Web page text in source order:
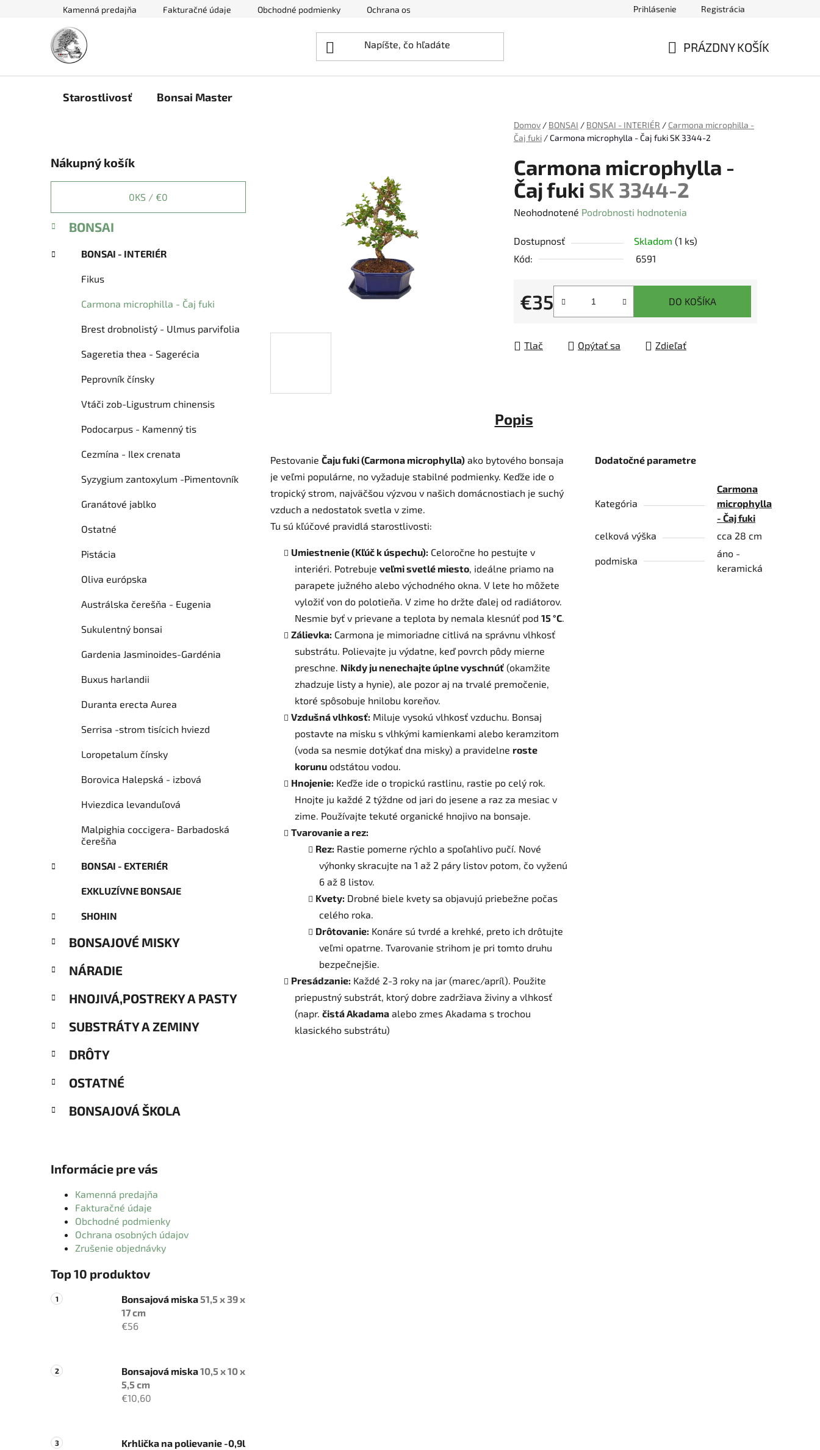
Kamenná predajňa Fakturačné údaje Obchodné podmienky Ochrana osobných údajov Prihlásenie Registrácia
PRÁZDNY KOŠÍK
Starostlivosť Bonsai Master
Domov / BONSAI / BONSAI - INTERIÉR / Carmona microphilla -
Čaj fuki /Carmona microphylla - Čaj fukiSK 3344-2
o
č
ý
p
n
Nákupný košík
0KS / €0
kategórie
a
e
BONSAI
BONSAI - INTERIÉR
Fikus
Carmona microphilla - Čaj fuki
Brest drobnolistý - Ulmus parvifolia
Sageretia thea - Sagerécia
Peprovník čínsky
Vtáči zob-Ligustrum chinensis
Podocarpus - Kamenný tis
Cezmína - Ilex crenata
Syzygium zantoxylum -Pimentovník
Granátové jablko
Ostatné
Pistácia
Oliva európska
Austrálska čerešňa - Eugenia
Sukulentný bonsai
Gardenia Jasminoides-Gardénia
Buxus harlandii
Duranta erecta Aurea
Serrisa -strom tisícich hviezd
Loropetalum čínsky
Borovica Halepská - izbová
Hviezdica levanduľová
Malpighia coccigera- Barbadoská
čerešňa
BONSAI - EXTERIÉR
EXKLUZÍVNE BONSAJE
SHOHIN
BONSAJOVÉ MISKY
NÁRADIE
HNOJIVÁ,POSTREKY A PASTY
SUBSTRÁTY A ZEMINY
DRÔTY
OSTATNÉ
BONSAJOVÁ ŠKOLA
Informácie pre vás
Kamenná predajňa
Fakturačné údaje
Obchodné podmienky
Ochrana osobných údajov
Zrušenie objednávky
Top 10 produktov
Bonsajová miska51,5 x 39 x
17 cm
€56
Bonsajová miska10,5 x 10 x
5,5 cm
€10,60
Krhlička na polievanie -0,9l
Carmona microphylla -
Čaj fuki SK 3344-2
Priemerné
produktu
je
Neohodnotené Podrobnosti hodnotenia
Dostupnosť Skladom (1 ks)
Kód:
6591
€35
Jednotková cena:
DO KOŠÍKA
Tlač Opýtať sa Zdieľať
Popis
Pestovanie Čaju fuki (Carmona microphylla) ako bytového bonsaja
je veľmi populárne, no vyžaduje stabilné podmienky. Keďže ide o
tropický strom, najväčšou výzvou v našich domácnostiach je suchý
vzduch a nedostatok svetla v zime.
Tu sú kľúčové pravidlá starostlivosti:
Umiestnenie (Kľúč k úspechu): Celoročne ho pestujte v
interiéri. Potrebuje veľmi svetlé miesto, ideálne priamo na
parapete južného alebo východného okna. V lete ho môžete
vyložiť von do polotieňa. V zime ho držte ďalej od radiátorov.
Nesmie byť v prievane a teplota by nemala klesnúť pod 15 °C.
Zálievka: Carmona je mimoriadne citlivá na správnu vlhkosť
substrátu. Polievajte ju výdatne, keď povrch pôdy mierne
preschne. Nikdy ju nenechajte úplne vyschnúť (okamžite
zhadzuje listy a hynie), ale pozor aj na trvalé premočenie,
ktoré spôsobuje hnilobu koreňov.
Vzdušná vlhkosť: Miluje vysokú vlhkosť vzduchu. Bonsaj
postavte na misku s vlhkými kamienkami alebo keramzitom
(voda sa nesmie dotýkať dna misky) a pravidelne roste
korunu odstátou vodou.
Hnojenie: Keďže ide o tropickú rastlinu, rastie po celý rok.
Hnojte ju každé 2 týždne od jari do jesene a raz za mesiac v
zime. Používajte tekuté organické hnojivo na bonsaje.
Tvarovanie a rez:
Rez: Rastie pomerne rýchlo a spoľahlivo pučí. Nové
výhonky skracujte na 1 až 2 páry listov potom, čo vyženú
6 až 8 listov.
Kvety: Drobné biele kvety sa objavujú priebežne počas
celého roka.
Drôtovanie: Konáre sú tvrdé a krehké, preto ich drôtujte
veľmi opatrne. Tvarovanie strihom je pri tomto druhu
bezpečnejšie.
Presádzanie: Každé 2-3 roky na jar (marec/apríl). Použite
priepustný substrát, ktorý dobre zadržiava živiny a vlhkosť
(napr. čistá Akadama alebo zmes Akadama s trochou
klasického substrátu)
Dodatočné parametre
Kategória
Carmona
microphylla
- Čaj fuki
celková výška
cca 28 cm
podmiska
áno -
keramická